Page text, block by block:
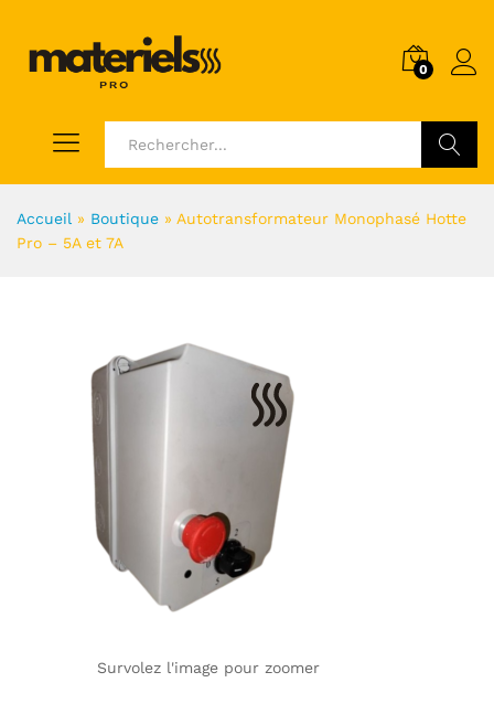
0
Accueil » Boutique » Autotransformateur Monophasé Hotte
Pro – 5A et 7A
Survolez l'image pour zoomer